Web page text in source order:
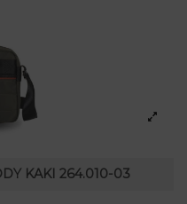
KAKI 264.010-03